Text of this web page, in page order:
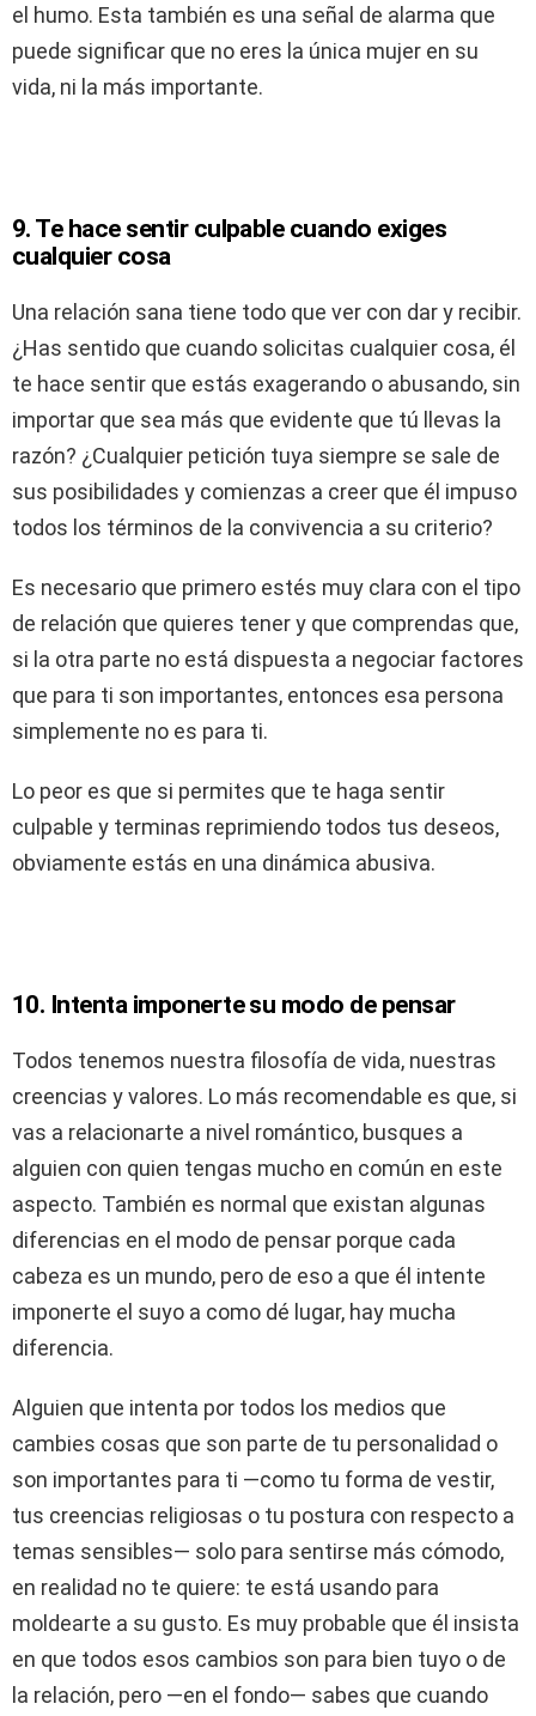
el humo. Esta también es una señal de alarma que
puede significar que no eres la única mujer en su
vida, ni la más importante.
9. Te hace sentir culpable cuando exiges
cualquier cosa
Una relación sana tiene todo que ver con dar y recibir.
¿Has sentido que cuando solicitas cualquier cosa, él
te hace sentir que estás exagerando o abusando, sin
importar que sea más que evidente que tú llevas la
razón? ¿Cualquier petición tuya siempre se sale de
sus posibilidades y comienzas a creer que él impuso
todos los términos de la convivencia a su criterio?
Es necesario que primero estés muy clara con el tipo
de relación que quieres tener y que comprendas que,
si la otra parte no está dispuesta a negociar factores
que para ti son importantes, entonces esa persona
simplemente no es para ti.
Lo peor es que si permites que te haga sentir
culpable y terminas reprimiendo todos tus deseos,
obviamente estás en una dinámica abusiva.
10. Intenta imponerte su modo de pensar
Todos tenemos nuestra filosofía de vida, nuestras
creencias y valores. Lo más recomendable es que, si
vas a relacionarte a nivel romántico, busques a
alguien con quien tengas mucho en común en este
aspecto. También es normal que existan algunas
diferencias en el modo de pensar porque cada
cabeza es un mundo, pero de eso a que él intente
imponerte el suyo a como dé lugar, hay mucha
diferencia.
Alguien que intenta por todos los medios que
cambies cosas que son parte de tu personalidad o
son importantes para ti ―como tu forma de vestir,
tus creencias religiosas o tu postura con respecto a
temas sensibles― solo para sentirse más cómodo,
en realidad no te quiere: te está usando para
moldearte a su gusto. Es muy probable que él insista
en que todos esos cambios son para bien tuyo o de
la relación, pero ―en el fondo― sabes que cuando